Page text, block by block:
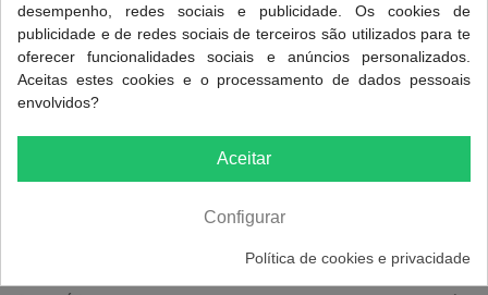
Referência: T1.1001
Favorito 0 Adicionar a Comparar 0
Dados do produto
Cristal
desempenho, redes sociais e publicidade. Os cookies de
publicidade e de redes sociais de terceiros são utilizados para te
oferecer funcionalidades sociais e anúncios personalizados.
Aceitas estes cookies e o processamento de dados pessoais
envolvidos?
Aceitar
Configurar
Política de cookies e privacidade